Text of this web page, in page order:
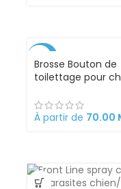
Brosse Bouton de
toilettage pour
chevaux, 18 x 12 x
rétractable,
outil
toilettag
À partir de 70.00